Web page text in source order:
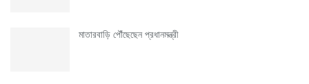
মাতারবাড়ি পৌঁছেছেন প্রধানমন্ত্রী